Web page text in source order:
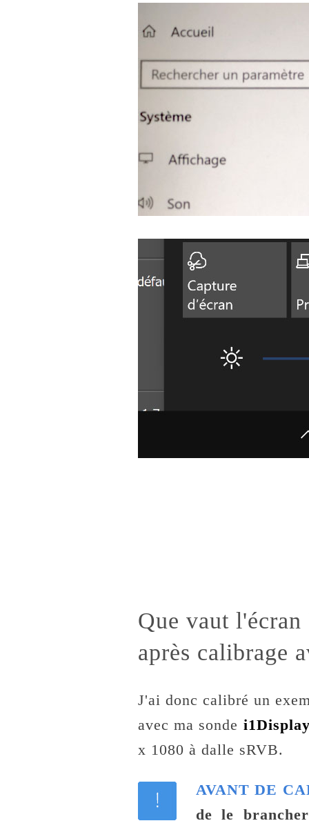
Que vaut
après calibrage
J'ai donc calibré un
avec ma sonde
x 1080 à dalle sRVB.
AVANT DE
de le